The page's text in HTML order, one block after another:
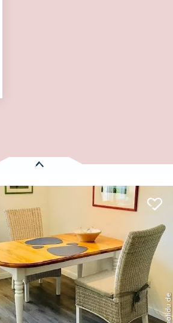
gefunden:
Entfernung anzeigen
© holidu.de